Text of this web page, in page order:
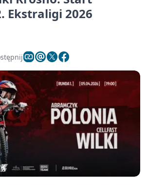
Ekstraligi 2026